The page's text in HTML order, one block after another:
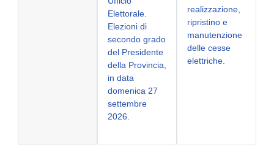
Elettorale.
Elezioni di
secondo grado
del Presidente
della Provincia,
in data
domenica 27
settembre
2026.
realizzazione,
ripristino e
manutenzione
delle cesse
elettriche.